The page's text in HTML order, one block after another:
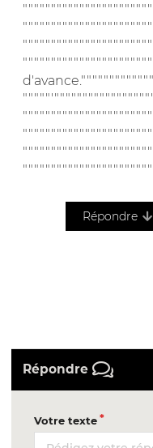
Répondre
Répondre
Votre texte